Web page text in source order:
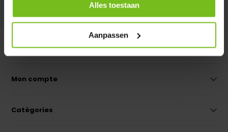
Alles toestaan
Aanpassen
* Lisez les restrictions légales ici
Service à la clientèle
Mon compte
Catégories